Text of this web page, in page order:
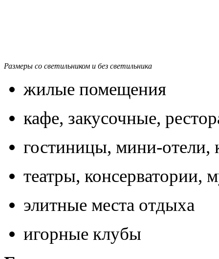
Размеры со светильником и без светильника
жилые помещения
кафе, закусочные,
гостиницы, мини-отели,
театры, консерватории,
элитные места отдыха
игорные клубы